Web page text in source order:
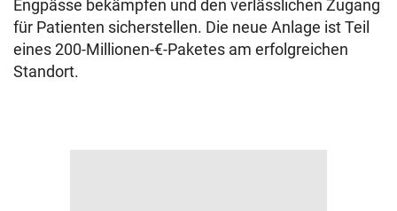
Engpässe bekämpfen und den verlässlichen Zugang
für Patienten sicherstellen. Die neue Anlage ist Teil
eines 200-Millionen-€-Paketes am erfolgreichen
Standort.